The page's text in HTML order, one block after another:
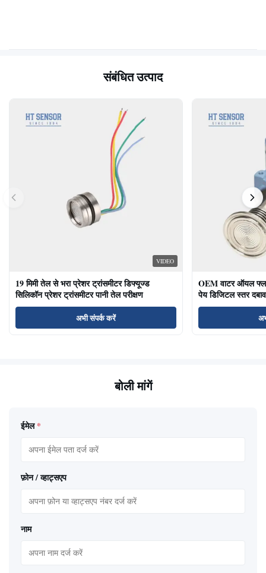
संबंधित उत्पाद
VIDEO
19 मिमी तेल से भरा प्रेशर ट्रांसमीटर डिफ्यूज्ड
सिलिकॉन प्रेशर ट्रांसमीटर पानी तेल परीक्षण
अभी संपर्क करें
OEM वाटर ऑयल
पेय डिजिटल स्तर
बोली मांगें
ईमेल *
फ़ोन / व्हाट्सएप
नाम